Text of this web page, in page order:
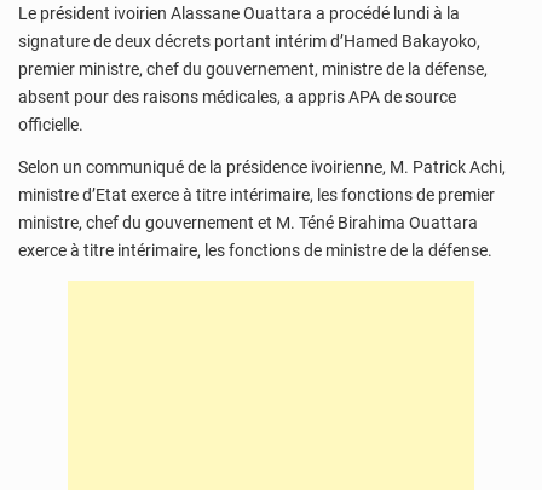
Le président ivoirien Alassane Ouattara a procédé lundi à la
signature de deux décrets portant intérim d’Hamed Bakayoko,
premier ministre, chef du gouvernement, ministre de la défense,
absent pour des raisons médicales, a appris APA de source
officielle.
Selon un communiqué de la présidence ivoirienne, M. Patrick Achi,
ministre d’Etat exerce à titre intérimaire, les fonctions de premier
ministre, chef du gouvernement et M. Téné Birahima Ouattara
exerce à titre intérimaire, les fonctions de ministre de la défense.